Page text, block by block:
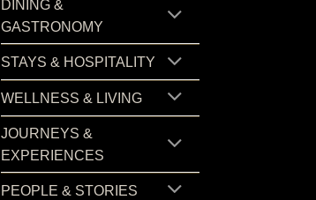
DINING &
GASTRONOMY
STAYS & HOSPITALITY
WELLNESS & LIVING
JOURNEYS &
EXPERIENCES
PEOPLE & STORIES